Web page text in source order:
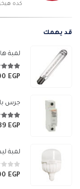
كده
قد يهمك
لمبة
4.89 من EGP
جرس باب
4.33
EGP
لمبة ليد
0من 5
EGP